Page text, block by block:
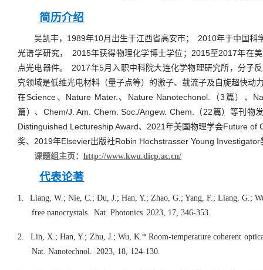
简历介绍
吴凯丰， 1989年10月出生于江西省高安市； 2010年于中国科
光谱学研究，
2015年获得物理化学博士学位； 2015至2017年在
点光电器件。
2017年5月入职中科院大连化学物理研究所，分子
究领域是低维光电材料（量子点等）的激子、载流子及自旋超快动
在Science、 Nature Mater. 、 Nature Nanotechonol. （3篇）、
篇）、 Chem/J. Am. Chem. Soc./Angew. Chem. （22篇）等刊物
Distinguished Lectureship Award、 2021年美国物理学会Future of
奖、 2019年Elsevier出版社Robin Hochstrasser Young Investigator
课题组主页： http://www.kwu.dicp.ac.cn/
代表论著
1.
Liang, W.; Nie, C.; Du, J.; Han, Y.; Zhao, G.; Yang, F.; Liang, G.;
free nanocrystals. Nat. Photonics 2023, 17, 346-353.
2.
Lin, X.; Han, Y.; Zhu, J.; Wu, K.* Room-temperature coherent
Nat. Nanotechnol. 2023, 18, 124-130.